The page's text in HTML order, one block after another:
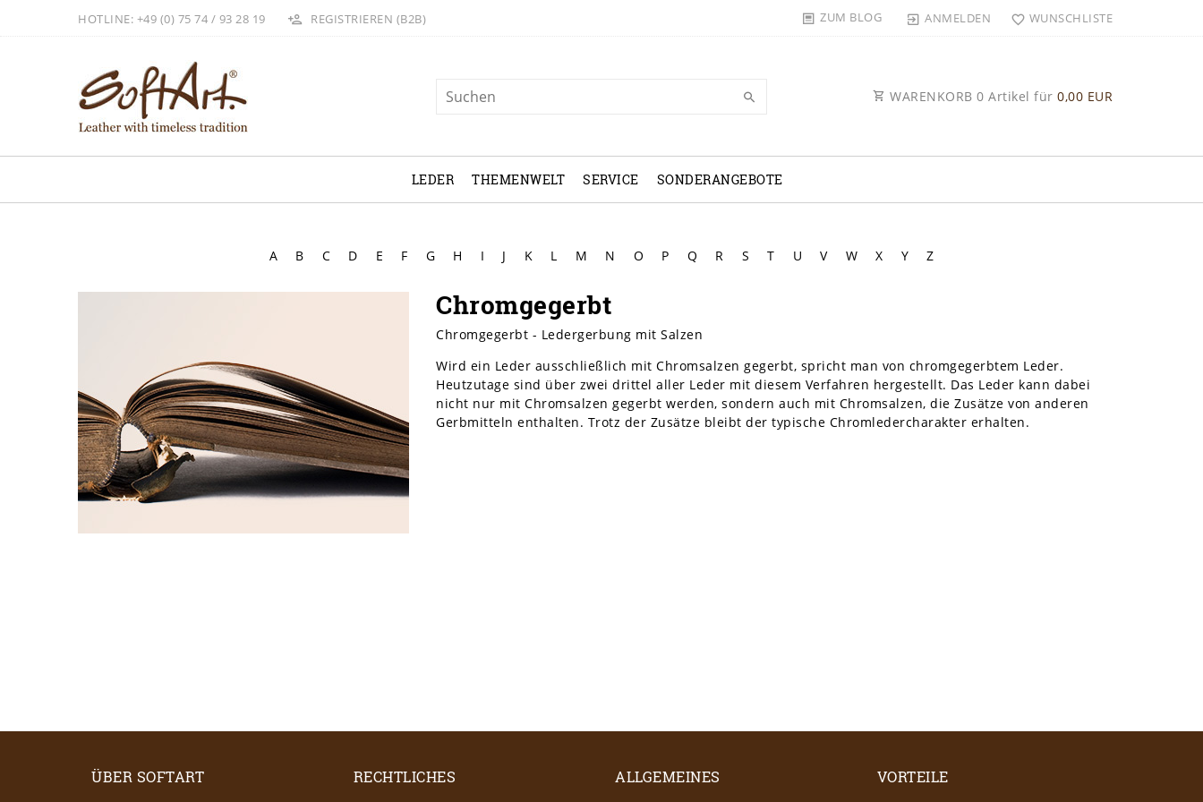
HOTLINE: +49 (0) 75 74 / 93 28 19 REGISTRIEREN (B2B) ZUM BLOG ANMELDEN WUNSCHLISTE
WARENKORB 0 Artikel für 0,00 EUR
LEDER THEMENWELT SERVICE SONDERANGEBOTE
A B C D E F G H I J K L M N O P Q R S T U V W X Y Z
Chromgegerbt
Chromgegerbt - Ledergerbung mit Salzen
Wird ein Leder ausschließlich mit Chromsalzen gegerbt, spricht man von chromgegerbtem Leder.
Heutzutage sind über zwei drittel aller Leder mit diesem Verfahren hergestellt. Das Leder kann dabei
nicht nur mit Chromsalzen gegerbt werden, sondern auch mit Chromsalzen, die Zusätze von anderen
Gerbmitteln enthalten. Trotz der Zusätze bleibt der typische Chromledercharakter erhalten.
ÜBER SOFTART RECHTLICHES ALLGEMEINES VORTEILE